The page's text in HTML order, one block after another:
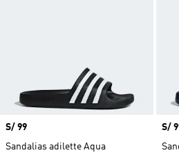
Precio
S/ 99
Sandalias adilette Aqua
S/